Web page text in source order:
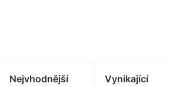
Nejvhodnější
Vynikající